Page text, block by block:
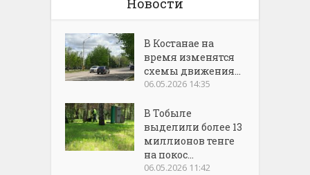
Новости
В Костанае на
время изменятся
схемы движения...
06.05.2026 14:35
В Тобыле
выделили более 13
миллионов тенге
на покос...
06.05.2026 11:42